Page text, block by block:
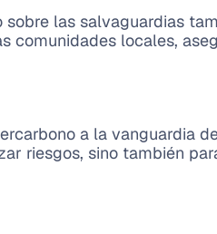
sobre las salvaguardias
comunidades locales,
a la vanguardia
riesgos, sino también